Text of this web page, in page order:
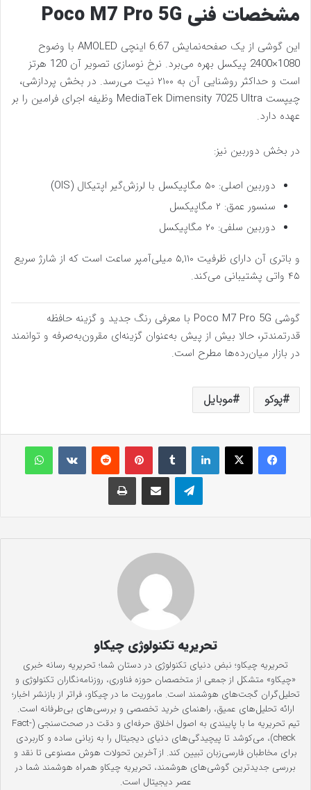
مشخصات فنی Poco M7 Pro 5G
این گوشی از یک صفحه‌نمایش 6.67 اینچی AMOLED با وضوح
1080×2400 پیکسل بهره می‌برد. نرخ نوسازی تصویر آن 120 هرتز
است و حداکثر روشنایی آن به ۲۱۰۰ نیت می‌رسد. در بخش پردازشی،
چیپست MediaTek Dimensity 7025 Ultra وظیفه اجرای فرامین را بر
عهده دارد.
در بخش دوربین نیز:
دوربین اصلی: ۵۰ مگاپیکسل با لرزش‌گیر اپتیکال (OIS)
سنسور عمق: ۲ مگاپیکسل
دوربین سلفی: ۲۰ مگاپیکسل
و باتری آن دارای ظرفیت ۵,۱۱۰ میلی‌آمپر ساعت است که از شارژ سریع
۴۵ واتی پشتیبانی می‌کند.
گوشی Poco M7 Pro 5G با معرفی رنگ جدید و گزینه حافظه
قدرتمندتر، حالا بیش از پیش به‌عنوان گزینه‌ای مقرون‌به‌صرفه و توانمند
در بازار میان‌رده‌ها مطرح است.
پوکو موبایل
فیس بوک لینکدین ‫پین‌ترست ‫رددیت
تلگرام اشتراک گذاری از طریق ایمیل چاپ
تحریریه تکنولوژی چیکاو
تحریریه چیکاو؛ نبض دنیای تکنولوژی در دستان شما؛ تحریریه رسانه خبری
«چیکاو» متشکل از جمعی از متخصصان حوزه فناوری، روزنامه‌نگاران تکنولوژی و
تحلیل‌گران گجت‌های هوشمند است. ماموریت ما در چیکاو، فراتر از بازنشر اخبار؛
ارائه تحلیل‌های عمیق، راهنمای خرید تخصصی و بررسی‌های بی‌طرفانه است.
تیم تحریریه ما با پایبندی به اصول اخلاق حرفه‌ای و دقت در صحت‌سنجی (Fact-
check)، می‌کوشد تا پیچیدگی‌های دنیای دیجیتال را به زبانی ساده و کاربردی
برای مخاطبان فارسی‌زبان تبیین کند. از آخرین تحولات هوش مصنوعی تا نقد و
بررسی جدیدترین گوشی‌های هوشمند، تحریریه چیکاو همراه هوشمند شما در
عصر دیجیتال است.